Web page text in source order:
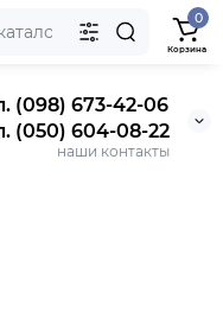
(098) 673-42-06
(050) 604-08-22
наши контакты
0
Корзина